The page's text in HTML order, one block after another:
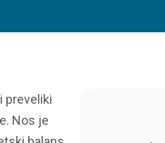
preveliki
Nos je